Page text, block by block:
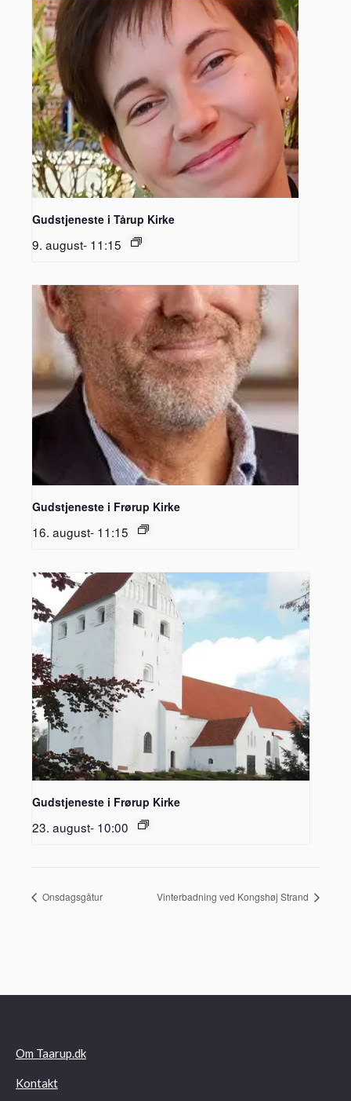
Gudstjeneste i Tårup Kirke
9. august- 11:15
Gudstjeneste i Frørup Kirke
16. august- 11:15
Gudstjeneste i Frørup Kirke
23. august- 10:00
Onsdagsgåtur Vinterbadning ved Kongshøj Strand
Om Taarup.dk
Kontakt